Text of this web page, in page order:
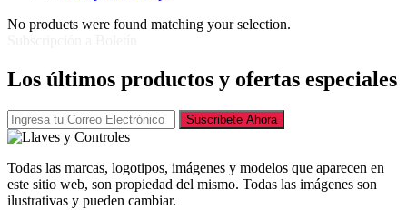
No products were found matching your selection.
Los últimos productos y ofertas especiales
Suscribete Ahora
Todas las marcas, logotipos, imágenes y modelos que aparecen en
este sitio web, son propiedad del mismo. Todas las imágenes son
ilustrativas y pueden cambiar.